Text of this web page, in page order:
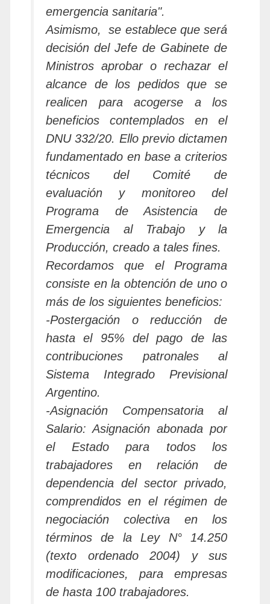
emergencia sanitaria".
Asimismo, se establece que será
decisión del Jefe de Gabinete de
Ministros aprobar o rechazar el
alcance de los pedidos que se
realicen para acogerse a los
beneficios contemplados en el
DNU 332/20. Ello previo dictamen
fundamentado en base a criterios
técnicos del Comité de
evaluación y monitoreo del
Programa de Asistencia de
Emergencia al Trabajo y la
Producción, creado a tales fines.
Recordamos que el Programa
consiste en la obtención de uno o
más de los siguientes beneficios:
-Postergación o reducción de
hasta el 95% del pago de las
contribuciones patronales al
Sistema Integrado Previsional
Argentino.
-Asignación Compensatoria al
Salario: Asignación abonada por
el Estado para todos los
trabajadores en relación de
dependencia del sector privado,
comprendidos en el régimen de
negociación colectiva en los
términos de la Ley N° 14.250
(texto ordenado 2004) y sus
modificaciones, para empresas
de hasta 100 trabajadores.